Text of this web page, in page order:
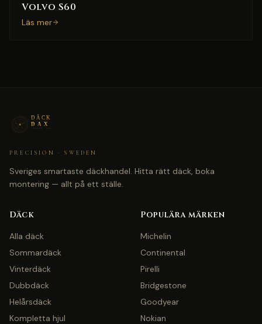
Volvo S60
Läs mer
PRECISION · SWEDEN
Sveriges smartaste däckhandel. Hitta rätt däck, boka
montering — allt på ett ställe.
Däck
Alla däck
Sommardäck
Vinterdäck
Dubbdäck
Helårsdäck
Kompletta hjul
Populära märken
Michelin
Continental
Pirelli
Bridgestone
Goodyear
Nokian